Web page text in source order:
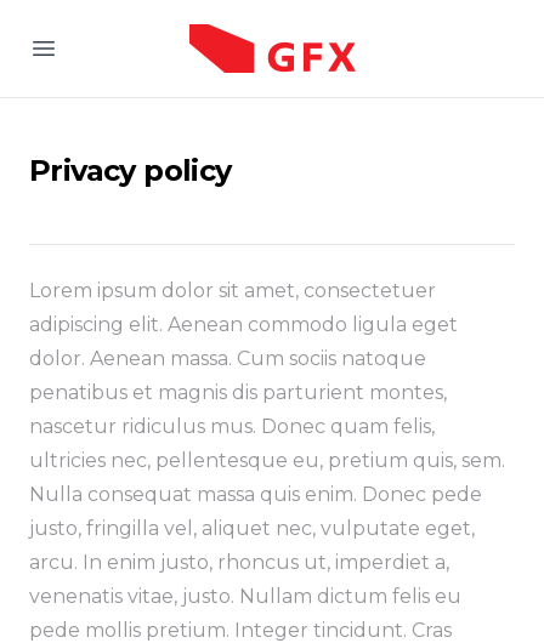
Open menu Good Fukin X
Privacy policy
Lorem ipsum dolor sit amet, consectetuer
adipiscing elit. Aenean commodo ligula eget
dolor. Aenean massa. Cum sociis natoque
penatibus et magnis dis parturient montes,
nascetur ridiculus mus. Donec quam felis,
ultricies nec, pellentesque eu, pretium quis, sem.
Nulla consequat massa quis enim. Donec pede
justo, fringilla vel, aliquet nec, vulputate eget,
arcu. In enim justo, rhoncus ut, imperdiet a,
venenatis vitae, justo. Nullam dictum felis eu
pede mollis pretium. Integer tincidunt. Cras